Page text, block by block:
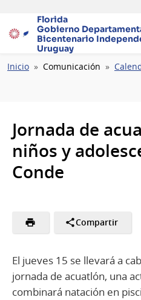
Florida
Gobierno
Bicentenario
Uruguay
Ruta
Inicio Comunicación
Jornada de
niños y
Conde
Compartir
El jueves 15 se llevará a
jornada de acuatlón, una
combinará natación en